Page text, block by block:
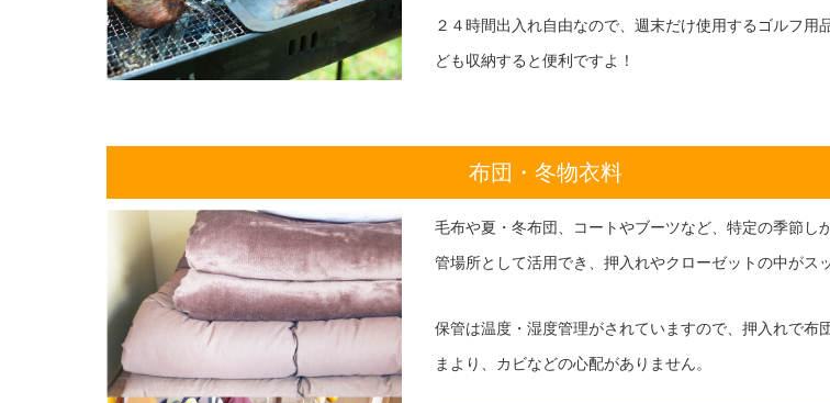
２４時間出入れ自由なので、週末だけ使用するゴルフ用
ども収納すると便利ですよ！
布団・冬物衣料
毛布や夏・冬布団、コートやブーツなど、特定の季節し
管場所として活用でき、押入れやクローゼットの中がス
保管は温度・湿度管理がされていますので、押入れで布
まより、カビなどの心配がありません。